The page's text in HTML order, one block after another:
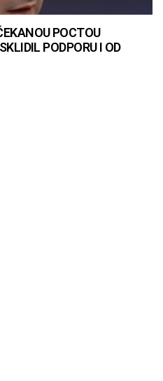
POCTOU
PODPORU I OD